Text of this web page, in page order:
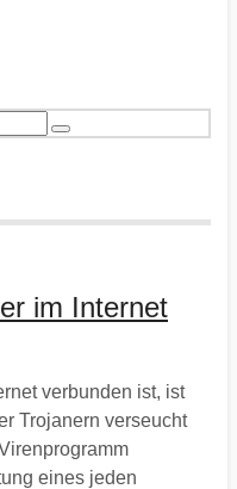
im Internet
verbunden ist, ist
Trojanern verseucht
eines jeden